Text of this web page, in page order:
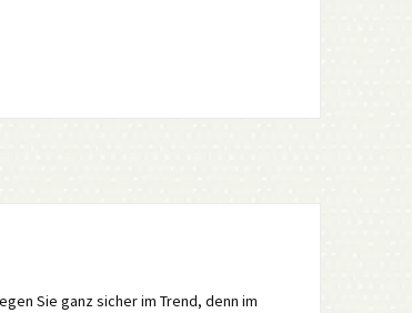
Sie ganz sicher im Trend, denn im